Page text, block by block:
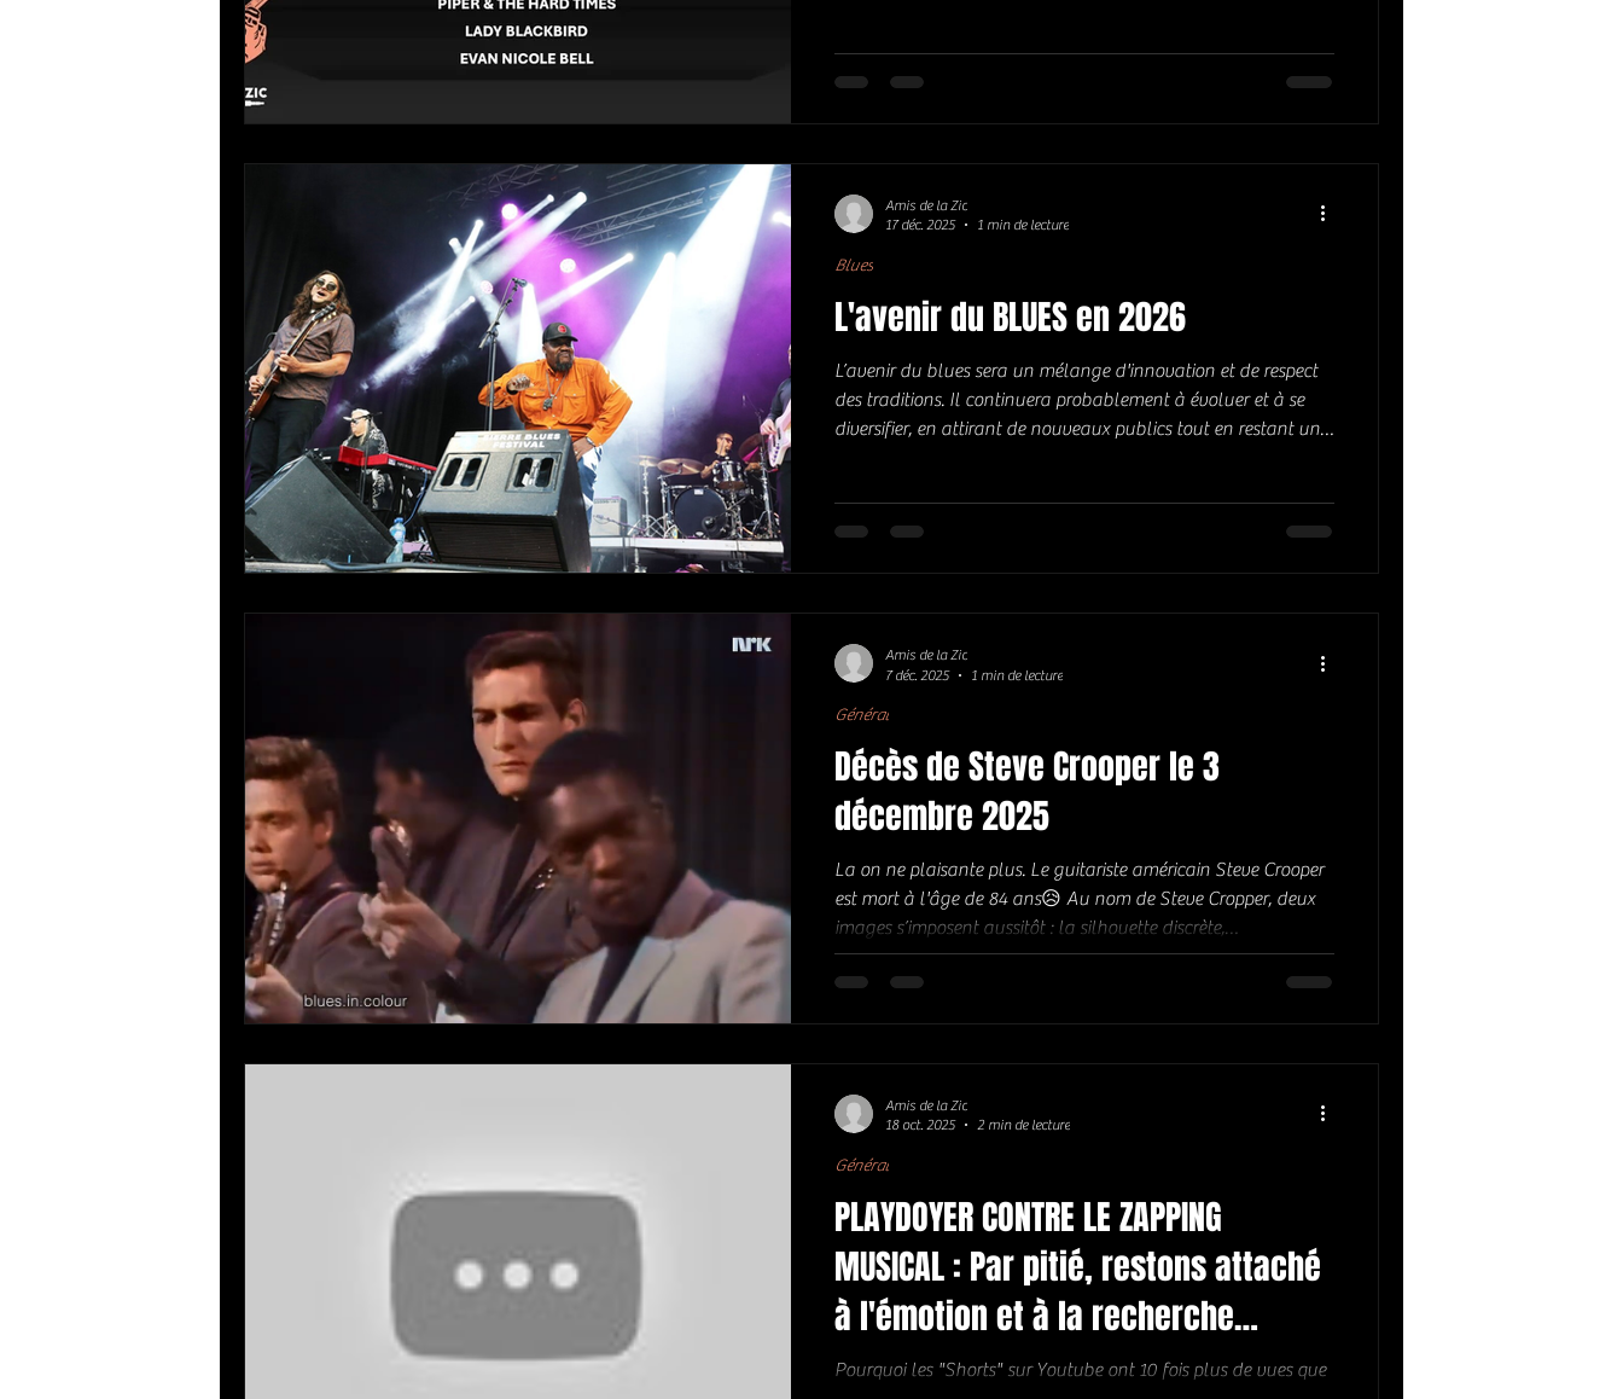
L'avenir du BLUES en 2026
L’avenir du blues sera un mélange d'innovation et de respect
des traditions. Il continuera probablement à évoluer et à se
diversifier, en attirant de nouveaux publics tout en restant un
changements dans l'industrie musicale. Aujourd'hui, même s'il
a largement influencé de nombreux genres comme le ro
Blues
Amis de la Zic
17 déc. 2025
1 min de lecture
Décès de Steve Crooper le 3
décembre 2025
La on ne plaisante plus. Le guitariste américain Steve Crooper
est mort à l'âge de 84 ans😥 Au nom de Steve Cropper, deux
images s’imposent aussitôt : la silhouette discrète,
imperturbable, derrière ses lunettes rondes, et cette guitare,
tenue comme s’il s’agissait d’un outil de précision, d’un scalpel
Général
Amis de la Zic
7 déc. 2025
1 min de lecture
PLAYDOYER CONTRE LE ZAPPING
MUSICAL : Par pitié, restons attaché
à l'émotion et à la recherche
artistique !
Pourquoi les "Shorts" sur Youtube ont 10 fois plus de vues que
Général
Amis de la Zic
18 oct. 2025
2 min de lecture